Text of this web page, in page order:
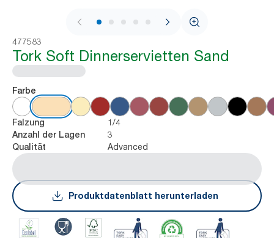
1 / 7
477583
Tork Soft Dinnerservietten Sand
Farbe
Falzung 1/4
Anzahl der Lagen 3
Qualität Advanced
Produktdatenblatt herunterladen